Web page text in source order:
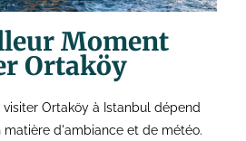
Moment
Ortaköy
Ortaköy à Istanbul dépend
matière d'ambiance et de météo.